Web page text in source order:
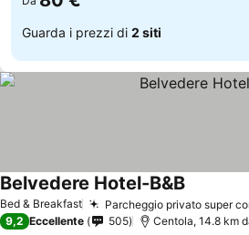
Guarda i prezzi di 2 siti
Bed & Breakfast Parcheggio privato super
Belvedere Hotel-B&B
9,2 Eccellente 505 Centola, 14.8 km